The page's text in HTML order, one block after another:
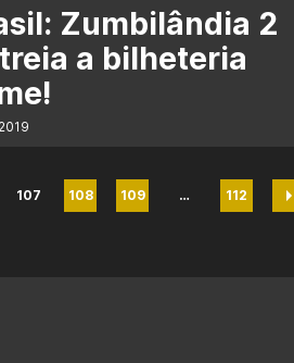
Zumbilândia 2
a bilheteria
Página
107
Página
108
Página
109
…
Página
112